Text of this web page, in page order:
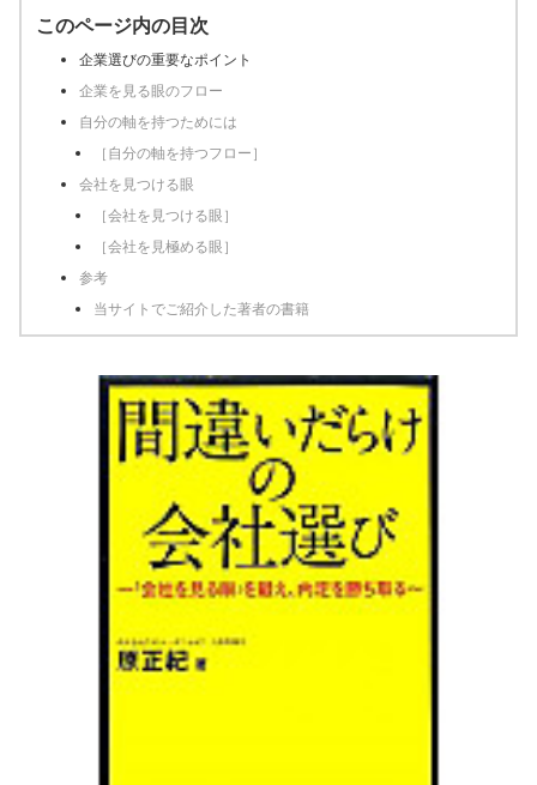
このページ内の目次
企業選びの重要なポイント
企業を見る眼のフロー
自分の軸を持つためには
［自分の軸を持つフロー］
会社を見つける眼
［会社を見つける眼］
［会社を見極める眼］
参考
当サイトでご紹介した著者の書籍